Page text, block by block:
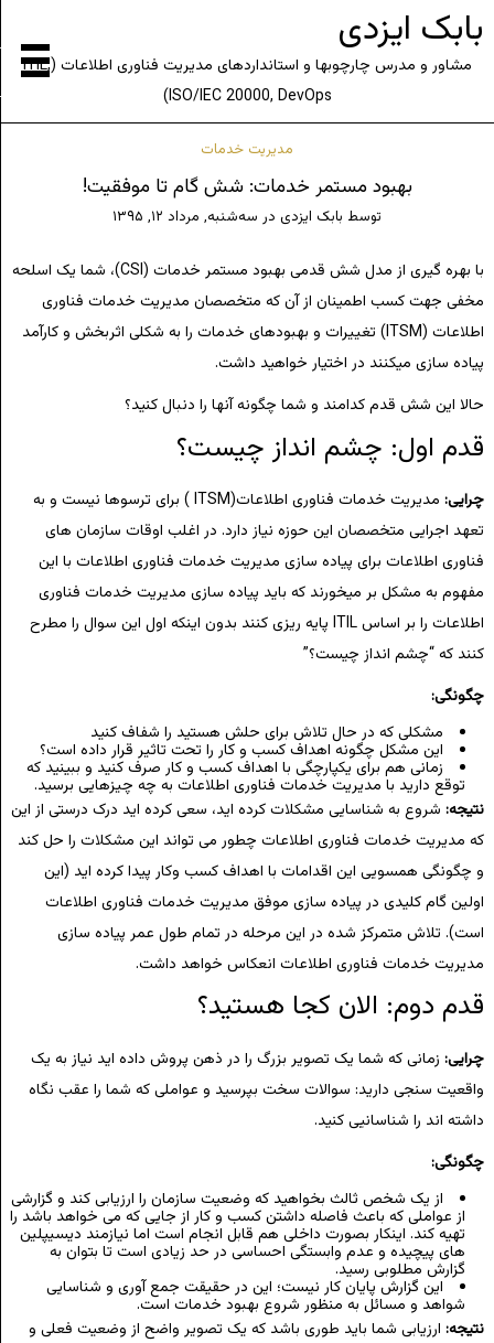
بابک ایزدی
مشاور و مدرس چارچوبها و استانداردهای مدیریت فناوری اطلاعات (ITIL,
ISO/IEC 20000, DevOps)
مدیریت خدمات
بهبود مستمر خدمات: شش گام تا موفقیت!
توسط بابک ایزدی در سه‌شنبه, مرداد ۱۲, ۱۳۹۵
با بهره گیری از مدل شش قدمی بهبود مستمر خدمات (CSI)، شما یک اسلحه
مخفی جهت کسب اطمینان از آن که متخصصان مدیریت خدمات فناوری
اطلاعات (ITSM) تغییرات و بهبودهای خدمات را به شکلی اثربخش و کارآمد
پیاده سازی میکنند در اختیار خواهید داشت.
حالا این شش قدم کدامند و شما چگونه آنها را دنبال کنید؟
قدم اول: چشم انداز چیست؟
چرایی:
مدیریت خدمات فناوری اطلاعات(ITSM ) برای ترسوها نیست و به
تعهد اجرایی متخصصان این حوزه نیاز دارد. در اغلب اوقات سازمان های
فناوری اطلاعات برای پیاده سازی مدیریت خدمات فناوری اطلاعات با این
مفهوم به مشکل بر میخورند که باید پیاده سازی مدیریت خدمات فناوری
اطلاعات را بر اساس ITIL پایه ریزی کنند بدون اینکه اول این سوال را مطرح
کنند که “چشم انداز چیست؟”
چگونگی:
مشکلی که در حال تلاش برای حلش هستید را شفاف کنید
این مشکل چگونه اهداف کسب و کار را تحت تاثیر قرار داده است؟
زمانی هم برای یکپارچگی با اهداف کسب و کار صرف کنید و ببینید که
توقع دارید با مدیریت خدمات فناوری اطلاعات به چه چیزهایی برسید.
نتیجه:شروع به شناسایی مشکلات کرده اید، سعی کرده اید درک درستی از این
که مدیریت خدمات فناوری اطلاعات چطور می تواند این مشکلات را حل کند
و چگونگی همسویی این اقدامات با اهداف کسب وکار پیدا کرده اید (این
اولین گام کلیدی در پیاده سازی موفق مدیریت خدمات فناوری اطلاعات
است). تلاش متمرکز شده در این مرحله در تمام طول عمر پیاده سازی
مدیریت خدمات فناوری اطلاعات انعکاس خواهد داشت.
قدم دوم: الان کجا هستید؟
چرایی:زمانی که شما یک تصویر بزرگ را در ذهن پروش داده اید نیاز به یک
واقعیت سنجی دارید: سوالات سخت بپرسید و عواملی که شما را عقب نگاه
داشته اند را شناسانیی کنید.
چگونگی:
از یک شخص ثالث بخواهید که وضعیت سازمان را ارزیابی کند و گزارشی
از عواملی که باعث فاصله داشتن کسب و کار از جایی که می خواهد باشد را
تهیه کند. اینکار بصورت داخلی هم قابل انجام است اما نیازمند دیسیپلین
های پیچیده و عدم وابستگی احساسی در حد زیادی است تا بتوان به
گزارش مطلوبی رسید.
این گزارش پایان کار نیست؛ این در حقیقت جمع آوری و شناسایی
شواهد و مسائل به منظور شروع بهبود خدمات است.
نتیجه:ارزیابی شما باید طوری باشد که یک تصویر واضح از وضعیت فعلی و